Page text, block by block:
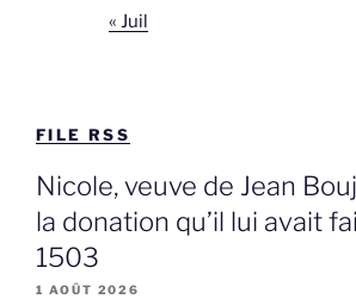
« Juil
FILE RSS
Nicole, veuve de Jean
la donation qu’il lui avait
1503
1 AOÛT 2026